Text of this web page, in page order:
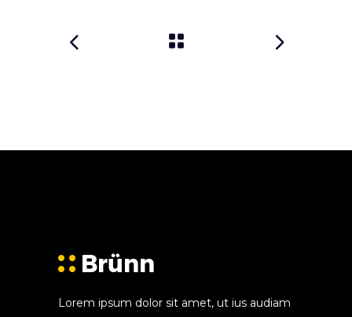
Lorem ipsum dolor sit amet, ut ius audiam